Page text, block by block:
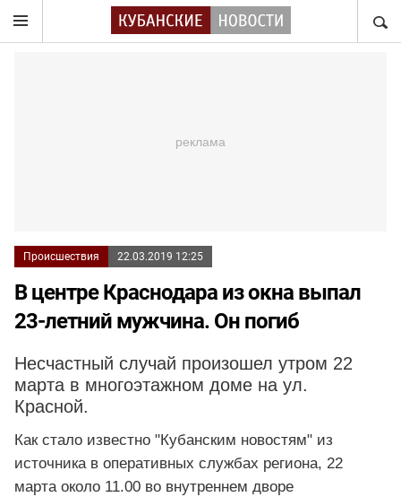
Происшествия 22.03.2019 12:25
В центре Краснодара из окна выпал
23-летний мужчина. Он погиб
Несчастный случай произошел утром 22
марта в многоэтажном доме на ул.
Красной.
Как стало известно "Кубанским новостям" из
источника в оперативных службах региона, 22
марта около 11.00 во внутреннем дворе